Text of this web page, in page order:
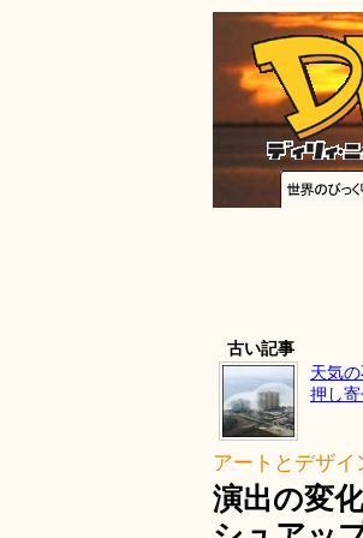
古い記事
天気
押し
アートとデザイ
演出の変